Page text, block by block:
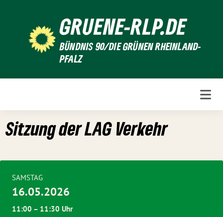
GRUENE-RLP.DE
BÜNDNIS 90/DIE GRÜNEN RHEINLAND-
PFALZ
Sitzung der LAG Verkehr
SAMSTAG
16.05.2026
11:00 – 11:30 Uhr